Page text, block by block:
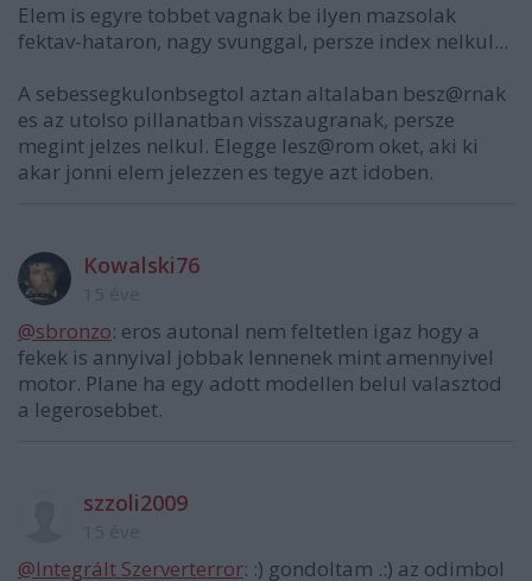
Elem is egyre tobbet vagnak be ilyen mazsolak
fektav-hataron, nagy svunggal, persze index nelkul...
A sebessegkulonbsegtol aztan altalaban besz@rnak
es az utolso pillanatban visszaugranak, persze
megint jelzes nelkul. Elegge lesz@rom oket, aki ki
akar jonni elem jelezzen es tegye azt idoben.
Kowalski76
@sbronzo: eros autonal nem feltetlen igaz hogy a
fekek is annyival jobbak lennenek mint amennyivel
motor. Plane ha egy adott modellen belul valasztod
a legerosebbet.
szzoli2009
@Integrált Szerverterror: :) gondoltam .:) az odimbol